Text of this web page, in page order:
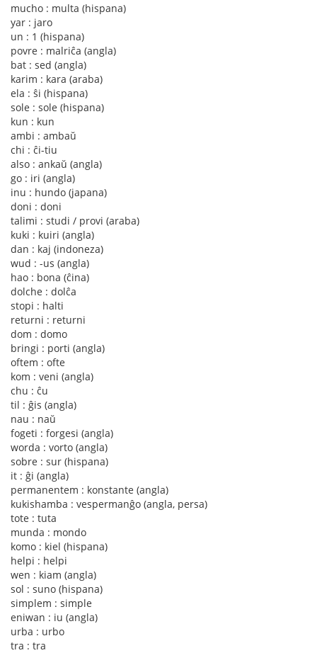
mucho : multa (hispana)
yar : jaro
un : 1 (hispana)
povre : malriĉa (angla)
bat : sed (angla)
karim : kara (araba)
ela : ŝi (hispana)
sole : sole (hispana)
kun : kun
ambi : ambaŭ
chi : ĉi-tiu
also : ankaŭ (angla)
go : iri (angla)
inu : hundo (japana)
doni : doni
talimi : studi / provi (araba)
kuki : kuiri (angla)
dan : kaj (indoneza)
wud : -us (angla)
hao : bona (ĉina)
dolche : dolĉa
stopi : halti
returni : returni
dom : domo
bringi : porti (angla)
oftem : ofte
kom : veni (angla)
chu : ĉu
til : ĝis (angla)
nau : naŭ
fogeti : forgesi (angla)
worda : vorto (angla)
sobre : sur (hispana)
it : ĝi (angla)
permanentem : konstante (angla)
kukishamba : vespermanĝo (angla, persa)
tote : tuta
munda : mondo
komo : kiel (hispana)
helpi : helpi
wen : kiam (angla)
sol : suno (hispana)
simplem : simple
eniwan : iu (angla)
urba : urbo
tra : tra